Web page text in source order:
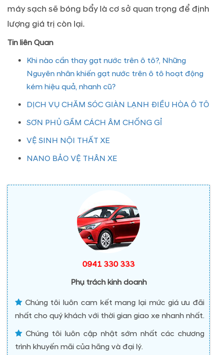
máy sạch sẽ bóng bẩy là cơ sở quan trọng để định
lượng giá trị còn lại.
Tin liên Quan
Khi nào cần thay gạt nước trên ô tô?, Những
Nguyên nhân khiến gạt nước trên ô tô hoạt động
kém hiệu quả, nhanh cũ?
DỊCH VỤ CHĂM SÓC GIÀN LẠNH ĐIỀU HÒA Ô TÔ
SƠN PHỦ GẦM CÁCH ÂM CHỐNG GỈ
VỆ SINH NỘI THẤT XE
NANO BẢO VỆ THÂN XE
0941 330 333
Phụ trách kinh doanh
Chúng tôi luôn cam kết mang lại mức giá ưu đãi
nhất cho quý khách với thời gian giao xe nhanh nhất.
Chúng tôi luôn cập nhật sớm nhất các chương
trình khuyến mãi của hãng và đại lý.